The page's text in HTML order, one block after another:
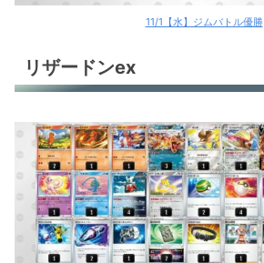
11/1【水】ジムバトル優勝
リザードンex